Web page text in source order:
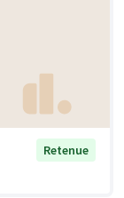
Retenue